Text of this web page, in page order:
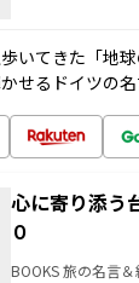
いてきた「地
せるドイツの
心に寄り添う
０
BOOKS 旅の名言＆